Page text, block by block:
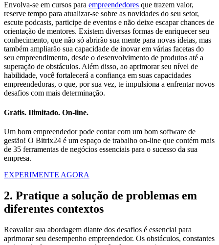
Envolva-se em cursos para empreendedores que trazem valor,
reserve tempo para atualizar-se sobre as novidades do seu setor,
escute podcasts, participe de eventos e não deixe escapar chances de
orientação de mentores. Existem diversas formas de enriquecer seu
conhecimento, que não só abrirão sua mente para novas ideias, mas
também ampliarão sua capacidade de inovar em várias facetas do
seu empreendimento, desde o desenvolvimento de produtos até a
superação de obstáculos. Além disso, ao aprimorar seu nível de
habilidade, você fortalecerá a confiança em suas capacidades
empreendedoras, o que, por sua vez, te impulsiona a enfrentar novos
desafios com mais determinação.
Grátis. Ilimitado. On-line.
Um bom empreendedor pode contar com um bom software de
gestão! O Bitrix24 é um espaço de trabalho on-line que contém mais
de 35 ferramentas de negócios essenciais para o sucesso da sua
empresa.
EXPERIMENTE AGORA
2. Pratique a solução de problemas em
diferentes contextos
Reavaliar sua abordagem diante dos desafios é essencial para
aprimorar seu desempenho empreendedor. Os obstáculos, constantes